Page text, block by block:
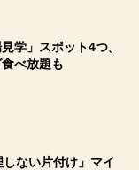
学」スポット4つ。
べ放題も
ない片付け」マイ